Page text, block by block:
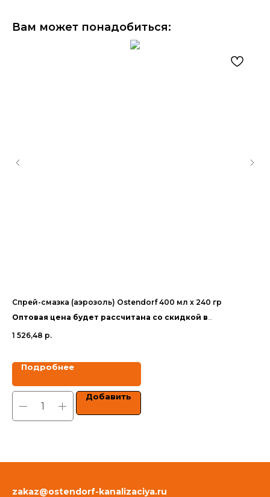
Вам может понадобиться:
Спрей-смазка (аэрозоль) Ostendorf 400 мл х 240 гр
Оптовая цена будет рассчитана со скидкой в
1 526,48 р.
Подробнее
Добавить
zakaz@ostendorf-kanalizaciya.ru